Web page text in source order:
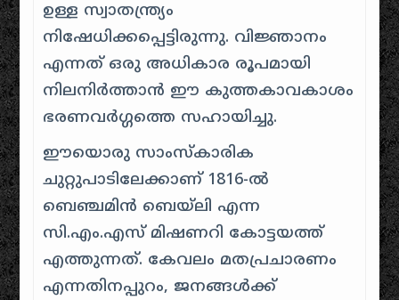
ഉള്ള സ്വാതന്ത്ര്യം
നിഷേധിക്കപ്പെട്ടിരുന്നു. വിജ്ഞാനം
എന്നത് ഒരു അധികാര രൂപമായി
നിലനിർത്താൻ ഈ കുത്തകാവകാശം
ഭരണവർഗ്ഗത്തെ സഹായിച്ചു.
ഈയൊരു സാംസ്കാരിക
ചുറ്റുപാടിലേക്കാണ് 1816-ൽ
ബെഞ്ചമിൻ ബെയ്‌ലി എന്ന
സി.എം.എസ് മിഷണറി കോട്ടയത്ത്
എത്തുന്നത്. കേവലം മതപ്രചാരണം
എന്നതിനപ്പുറം, ജനങ്ങൾക്ക്